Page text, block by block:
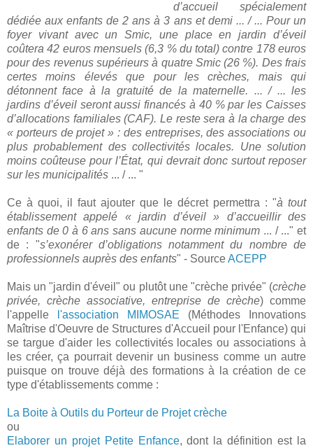
d’accueil spécialement
dédiée aux enfants de 2 ans à 3 ans et demi ... / ... Pour un
foyer vivant avec un Smic, une place en jardin d’éveil
coûtera 42 euros mensuels (6,3 % du total) contre 178 euros
pour des revenus supérieurs à quatre Smic (26 %). Des frais
certes moins élevés que pour les crèches, mais qui
détonnent face à la gratuité de la maternelle. ... / ... les
jardins d’éveil seront aussi financés à 40 % par les Caisses
d’allocations familiales (CAF). Le reste sera à la charge des
« porteurs de projet » : des entreprises, des associations ou
plus probablement des collectivités locales. Une solution
moins coûteuse pour l’État, qui devrait donc surtout reposer
sur les municipalités ... / ... "
Ce à quoi, il faut ajouter que le décret permettra : "à tout
établissement appelé « jardin d’éveil » d’accueillir des
enfants de 0 à 6 ans sans aucune norme minimum ... / ..." et
de : "s’exonérer d’obligations notamment du nombre de
professionnels auprès des enfants" - SourceACEPP
Mais un "jardin d'éveil" ou plutôt une "crèche privée" (crèche
privée, crèche associative, entreprise de crèche) comme
l'appelle
l'association MIMOSAE (Méthodes Innovations
Maîtrise d'Oeuvre de Structures d'Accueil pour l'Enfance) qui
se targue d'aider les collectivités locales ou associations à
les créer, ça pourrait devenir un business comme un autre
puisque on trouve déjà des formations à la création de ce
type d'établissements comme :
La Boite à Outils du Porteur de Projet crèche
ou
Elaborer un projet Petite Enfance, dont la définition est la